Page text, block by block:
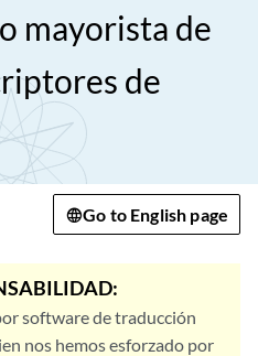
mayorista de
de
Go to English page
software de traducción
nos hemos esforzado por